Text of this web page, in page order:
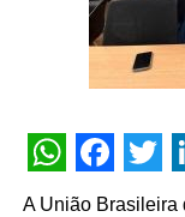
medidas
mais de 120
sendo que a
A União Brasileira